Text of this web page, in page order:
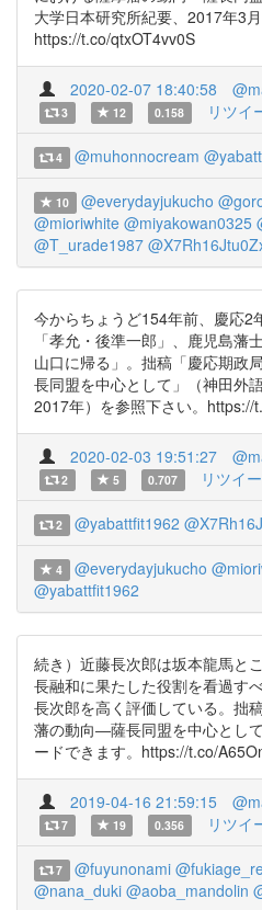
大学日本研究所紀要、2017年3月
https://t.co/qtxOT4vv0S
2020-02-07 18:40:58
3 12 0.158 リツイ
4 @muhonnocream
10 @everydayjukucho
@mioriwhite @miyakowan0325
@T_urade1987
今からちょうど154年前、慶応2
「孝允・後準一郎」、鹿児島藩
山口に帰る」。拙稿「慶応期政
長同盟を中心として」（神田外
2017年）を参照下さい。https://
2020-02-03 19:51:27
2 5 0.707 リツイ
2 @yabattfit1962
4 @everydayjukucho
@yabattfit1962
続き）近藤長次郎は坂本龍馬と
長融和に果たした役割を看過す
長次郎を高く評価している。拙
藩の動向―薩長同盟を中心とし
ードできます。https://t.co/
2019-04-16 21:59:15
7 19 0.356 リツイ
7 @fuyunonami
@nana_duki @aoba_mandolin